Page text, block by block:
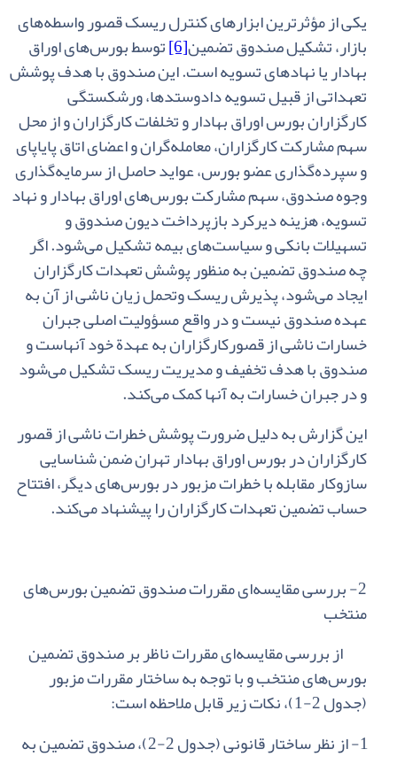
یکی‌ از مؤثرترین‌ ابزارهای‌ کنترل‌ ریسک‌ قصور واسطه‌های‌
بازار، تشکیل‌ صندوق‌ تضمین‌[6]توسط بورس‌های ‌اوراق‌
بهادار یا نهادهای‌ تسویه‌ است‌. این‌ صندوق‌ با هدف‌ پوشش‌
تعهداتی‌ از قبیل‌ تسویه‌ دادوستدها، ورشکستگی‌
کارگزاران‌ بورس‌ اوراق‌ بهادار و تخلفات‌ کارگزاران‌ و از محل‌
سهم‌ مشارکت‌ کارگزاران‌، معامله‌گران‌ و اعضای‌ اتاق‌ پایاپای‌
و سپرده‌گذاری‌ عضو بورس‌، عواید حاصل‌ از سرمایه‌گذاری‌
وجوه‌ صندوق‌، سهم‌ مشارکت‌ بورس‌های‌ اوراق‌ بهادار و نهاد
تسویه‌، هزینه‌ دیرکرد بازپرداخت‌ دیون‌ صندوق‌ و
تسهیلات‌ بانکی‌ و سیاست‌های‌ بیمه‌تشکیل‌ می‌شود. اگر
چه‌ صندوق‌ تضمین‌ به‌ منظور پوشش‌ تعهدات‌ کارگزاران‌
ایجاد می‌شود، پذیرش‌ ریسک‌ وتحمل‌ زیان‌ ناشی‌ از آن‌ به‌
عهده‌ صندوق‌ نیست‌ و در واقع‌ مسؤولیت‌ اصلی‌ جبران‌
خسارات‌ ناشی‌ از قصورکارگزاران‌ به‌ عهدة‌ خود آنهاست‌ و
صندوق با هدف‌ تخفیف‌ و مدیریت‌ ریسک‌ تشکیل‌ می‌شود
و در جبران‌ خسارات‌ به‌ آنها کمک‌ می‌کند.
این‌ گزارش‌ به‌ دلیل‌ ضرورت‌ پوشش‌ خطرات‌ ناشی‌ از قصور
کارگزاران‌ در بورس‌ اوراق‌ بهادار تهران‌ ضمن ‌شناسایی‌
سازوکار مقابله‌ با خطرات‌ مزبور در بورس‌های‌ دیگر، افتتاح‌
حساب‌ تضمین‌ تعهدات‌ کارگزاران‌ را پیشنهاد می‌کند.
2
-بررسی‌ مقایسه‌ای‌ مقررات‌ صندوق‌ تضمین‌ بورس‌های‌
منتخب‌
از بررسی‌ مقایسه‌ای‌ مقررات‌ ناظر بر صندوق‌ تضمین‌
بورس‌های‌ منتخب‌ و با توجه‌ به‌ ساختار مقررات‌ مزبور
(جدول‌2-1 )، نکات‌ زیر قابل‌ ملاحظه‌ است‌:
1-
از نظر ساختار قانونی‌ (جدول‌ 2-2)، صندوق‌ تضمین‌ به‌